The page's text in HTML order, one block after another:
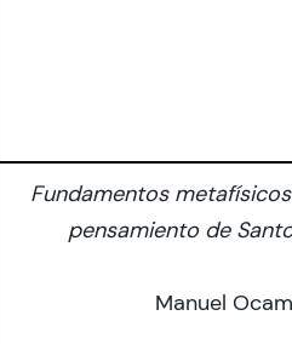
Fundamentos
pensamiento de
Manuel